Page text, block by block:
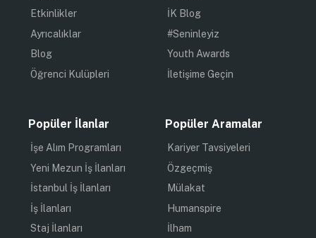
Etkinlikler
Ayrıcalıklar
Blog
Öğrenci Kulüpleri
İK Blog
#Seninleyiz
Youth Awards
İletişime Geçin
Popüler İlanlar
İşe Alım Programları
Yeni Mezun İş İlanları
İstanbul İş İlanları
İş İlanları
Staj İlanları
Popüler Aramalar
Kariyer Tavsiyeleri
Özgeçmiş
Mülakat
Humanspire
İlham